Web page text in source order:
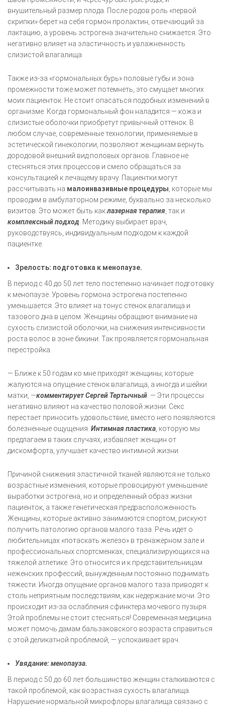
внушительный размер плода. После родов роль «первой
скрипки» берет на себя гормон пролактин, отвечающий за
лактацию, а уровень эстрогена значительно снижается. Это
негативно влияет на эластичность и увлажненность
слизистой влагалища.
Также из-за «гормональных бурь» половые губы и зона
промежности тоже может потемнеть, это смущает многих
моих пациенток. Не стоит опасаться подобных изменений в
организме. Когда гормональный фон наладится — кожа и
слизистые оболочки приобретут привычный оттенок. В
любом случае, современные технологии, применяемые в
эстетической гинекологии, позволяют женщинам вернуть
дородовой внешний вид половых органов. Главное не
стесняться этих процессов и смело обращаться за
консультацией к лечащему врачу. Пациентки могут
рассчитывать на малоинвазивные процедуры , которые мы
проводим в амбулаторном режиме, буквально за несколько
визитов. Это может быть каклазерная терапия , так и
комплексный подход . Методику выбирает врач,
руководствуясь, индивидуальным подходом к каждой
пациентке.
Зрелость: подготовка к менопаузе.
В период с 40 до 50 лет тело постепенно начинает подготовку
к менопаузе. Уровень гормона эстрогена постепенно
уменьшается. Это влияет на тонус стенок влагалища и
тазового дна в целом. Женщины обращают внимание на
сухость слизистой оболочки, на снижения интенсивности
роста волос в зоне бикини. Так проявляется гормональная
перестройка.
— Ближе к 50 годам ко мне приходят женщины, которые
жалуются на опущение стенок влагалища, а иногда и шейки
матки, —комментирует Сергей Тертычный . — Эти процессы
негативно влияют на качество половой жизни. Секс
перестает приносить удовольствие, вместо него появляются
болезненные ощущения. Интимная пластика , которую мы
предлагаем в таких случаях, избавляет женщин от
дискомфорта, улучшает качество интимной жизни.
Причиной снижения эластичной тканей являются не только
возрастные изменения, которые провоцируют уменьшение
выработки эстрогена, но и определенный образ жизни
пациенток, а также генетическая предрасположенность.
Женщины, которые активно занимаются спортом, рискуют
получить патологию органов малого таза. Речь идет о
любительницах «потаскать железо» в тренажерном зале и
профессиональных спортсменках, специализирующихся на
тяжелой атлетике. Это относится и к представительницам
неженских профессий, вынужденным постоянно поднимать
тяжести. Иногда опущение органов малого таза приводят к
столь неприятным последствиям, как недержание мочи. Это
происходит из-за ослабления сфинктера мочевого пузыря.
Этой проблемы не стоит стесняться! Современная медицина
может помочь дамам бальзаковского возраста справиться
с этой деликатной проблемой, — успокаивает врач.
Увядание: менопауза.
В период с 50 до 60 лет большинство женщин сталкиваются с
такой проблемой, как возрастная сухость влагалища.
Нарушение нормальной микрофлоры влагалища связано с